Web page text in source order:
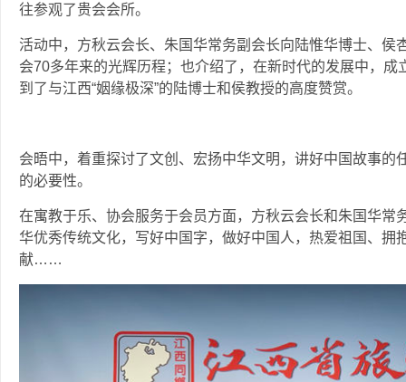
往参观了贵会会所。
活动中，方秋云会长、朱国华常务副会长向陆惟华博士、侯
会70多年来的光辉历程；也介绍了，在新时代的发展中，
到了与江西“姻缘极深”的陆博士和侯教授的高度赞赏。
会晤中，着重探讨了文创、宏扬中华文明，讲好中国故事的
的必要性。
在寓教于乐、协会服务于会员方面，方秋云会长和朱国华常
华优秀传统文化，写好中国字，做好中国人，热爱祖国、拥
献……